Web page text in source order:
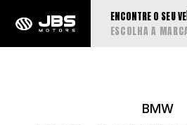
ENCONTRE O SEU
ESCOLHA A
BMW